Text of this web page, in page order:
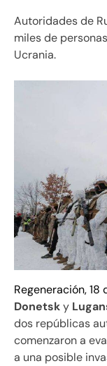
Autoridades de
miles de
Ucrania.
Regeneración,
Donetsky
dos repúblicas
comenzaron a
a una posible